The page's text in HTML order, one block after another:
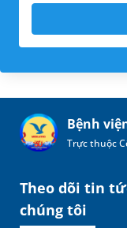
Bệnh
Trực thuộc
Theo dõi tin
chúng tôi